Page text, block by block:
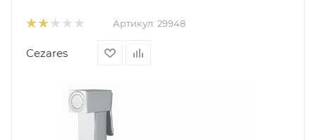
Артикул: 29948
Cezares